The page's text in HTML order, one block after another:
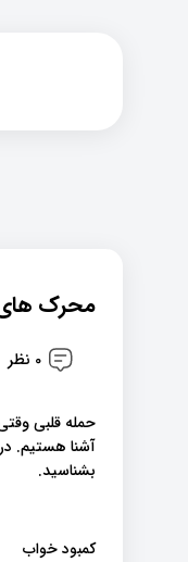
محرک های
0 نظر
حمله قلبی
آشنا هستیم.
بشناسید.
کمبود خواب